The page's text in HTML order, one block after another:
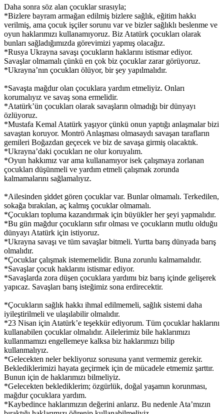
Daha sonra söz alan çocuklar sırasıyla;
*Bizlere bayram armağan edilmiş bizlere sağlık, eğitim hakkı
verilmiş, ama çocuk işçiler sorunu var ve bizler sağlıklı beslenme ve
oyun haklarımızı kullanamıyoruz. Biz Atatürk çocukları olarak
bunları sağladığımızda görevimizi yapmış olacağız.
*Rusya Ukrayna savaşı çocukların haklarını istismar ediyor.
Savaşlar olmamalı çünkü en çok biz çocuklar zarar görüyoruz.
*Ukrayna’nın çocukları ölüyor, bir şey yapılmalıdır.
*Savaşta mağdur olan çocuklara yardım etmeliyiz. Onları
korumalıyız ve savaş sona ermelidir.
*Atatürk’ün çocukları olarak savaşların olmadığı bir dünyayı
özlüyoruz.
*Mustafa Kemal Atatürk yaşıyor çünkü onun yaptığı anlaşmalar bizi
savaştan koruyor. Montrö Anlaşması olmasaydı savaşan tarafların
gemileri Boğazdan geçecek ve biz de savaşa girmiş olacaktık.
*Ukrayna’daki çocukları ne olur koruyalım.
*Oyun hakkımız var ama kullanamıyor isek çalışmaya zorlanan
çocukları düşünmeli ve yardım etmeli çalışmak zorunda
kalmamalarını sağlamalıyız.
*Ailesinden şiddet gören çocuklar var. Bunlar olmamalı. Terkedilen,
sokağa bırakılan, aç kalmış çocuklar olmamalı.
*Çocukları topluma kazandırmak için büyükler her şeyi yapmalıdır.
*Bu gün mağdur çocukların sıfır olması ve çocukların mutlu olduğu
dünyayı Atatürk için istiyoruz.
*Ukrayna savaşı ve tüm savaşlar bitmeli. Yurtta barış dünyada barış
olmalıdır.
*Çocuklar çalışmak istememelidir. Buna zorunlu kalmamalıdır.
*Savaşlar çocuk haklarını istismar ediyor.
*Savaşlarda zora düşen çocuklara yardımı biz barış içinde gelişerek
yapıcaz. Savaşları barış isteğimiz sona erdirecektir.
*Çocukların sağlık hakkı ihmal edilmemeli, sağlık sistemi daha
iyileştirilmeli ve ulaşılabilir olmalıdır.
*23 Nisan için Atatürk’e teşekkür ediyorum. Tüm çocuklar haklarını
kullanabilen çocuklar olmalıdır. Ailelerimiz bile haklarımızı
kullanmamızı engellemeye kalksa biz haklarımızı bilip
kullanmalıyız.
*Gelecekten neler bekliyoruz sorusuna yanıt vermemiz gerekir.
Beklediklerimizi hayata geçirmek için de mücadele etmemiz şarttır.
Bunun için de haklarımızı bilmeliyiz.
*Gelecekten beklediklerim; özgürlük, doğal yaşamın korunması,
mağdur çocuklara yardım.
*Kaybedince haklarımızın değerini anlarız. Bu nedenle Ata’mızın